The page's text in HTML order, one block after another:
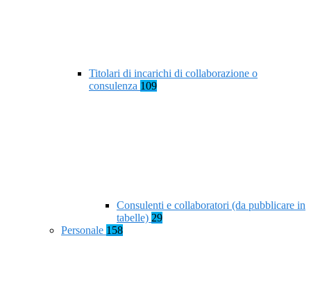
Titolari di incarichi di collaborazione o
consulenza 109
Consulenti e collaboratori (da pubblicare in
tabelle) 29
Personale 158